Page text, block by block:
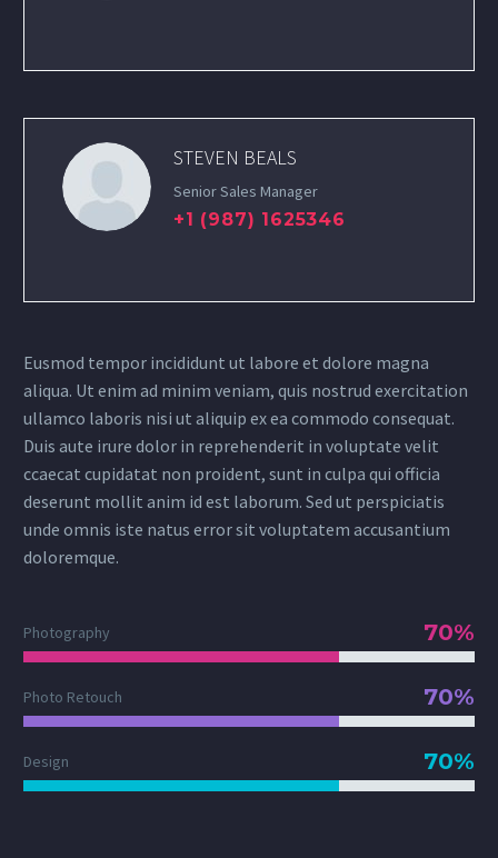
STEVEN BEALS
Senior Sales Manager
+1 (987) 1625346
Eusmod tempor incididunt ut labore et dolore magna
aliqua. Ut enim ad minim veniam, quis nostrud exercitation
ullamco laboris nisi ut aliquip ex ea commodo consequat.
Duis aute irure dolor in reprehenderit in voluptate velit
ccaecat cupidatat non proident, sunt in culpa qui officia
deserunt mollit anim id est laborum. Sed ut perspiciatis
unde omnis iste natus error sit voluptatem accusantium
doloremque.
Photography 70%
Photo Retouch 70%
Design 70%